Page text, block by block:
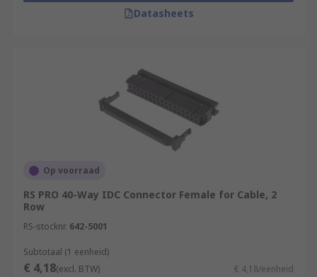
Datasheets
Op voorraad
RS PRO 40-Way IDC Connector Female for Cable, 2
Row
RS-stocknr. 642-5001
Subtotaal (1 eenheid)
€ 4,18(excl. BTW) € 4,18/eenheid